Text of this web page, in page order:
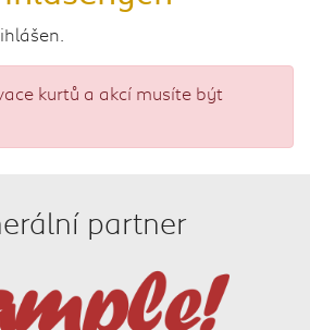
kurtů a akcí musíte být
partner